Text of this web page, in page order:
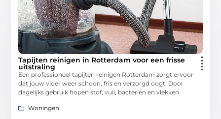
Tapijten reinigen in Rotterdam voor een frisse
uitstraling
Een professioneel tapijten reinigen Rotterdam zorgt ervoor
dat jouw vloer weer schoon, fris en verzorgd oogt. Door
dagelijks gebruik hopen stof, vuil, bacteriën en vlekken
Woningen